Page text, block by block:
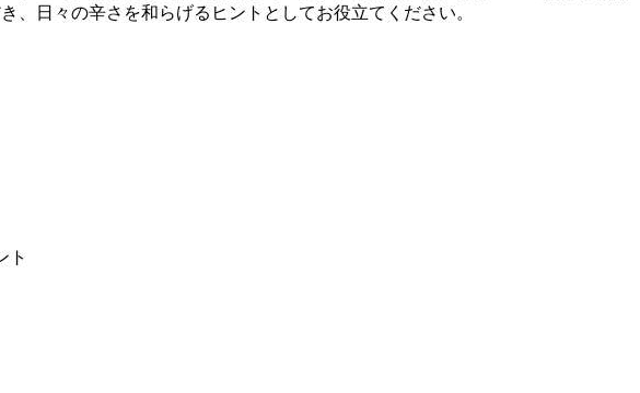
日々の辛さを和らげるヒントとしてお役立てください。
ト